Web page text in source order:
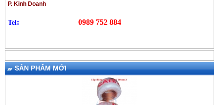
P. Kinh Doanh
Tel: 0989 752 884
SẢN PHẨM MỚI